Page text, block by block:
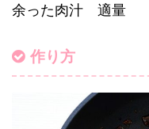
余った肉汁 適量
作り方